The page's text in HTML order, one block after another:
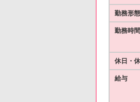
勤務形態
勤務時間
休日・
給与